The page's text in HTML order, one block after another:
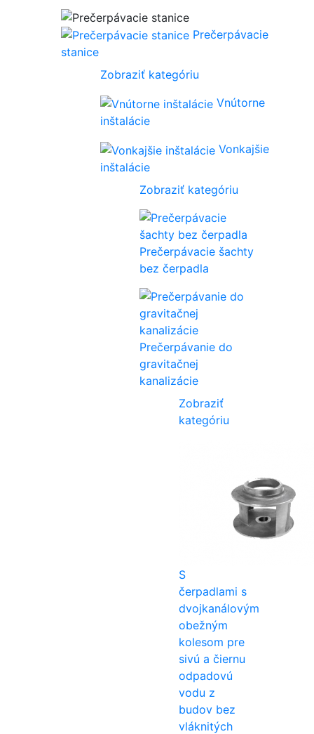
Prečerpávacie
stanice
Zobraziť kategóriu
Vnútorne
inštalácie
Vonkajšie
inštalácie
Zobraziť kategóriu
Prečerpávacie šachty
bez čerpadla
Prečerpávanie do
gravitačnej
kanalizácie
Zobraziť
kategóriu
S
čerpadlami s
dvojkanálovým
obežným
kolesom pre
sivú a čiernu
odpadovú
vodu z
budov bez
vláknitých